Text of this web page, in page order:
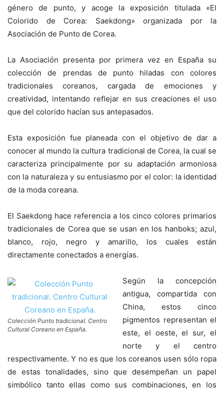
género de punto, y acoge la exposición titulada «El
Colorido de Corea: Saekdong» organizada por la
Asociación de Punto de Corea.
La Asociación presenta por primera vez en España su
colección de prendas de punto hiladas con colores
tradicionales coreanos, cargada de emociones y
creatividad, intentando reflejar en sus creaciones el uso
que del colorido hacían sus antepasados.
Esta exposición fue planeada con el objetivo de dar a
conocer al mundo la cultura tradicional de Corea, la cual se
caracteriza principalmente por su adaptación armoniosa
con la naturaleza y su entusiasmo por el color: la identidad
de la moda coreana.
El Saekdong hace referencia a los cinco colores primarios
tradicionales de Corea que se usan en los hanboks; azul,
blanco, rojo, negro y amarillo, los cuales están
directamente conectados a energías.
Colección Punto tradicional. Centro
Cultural Coreano en España.
Según la concepción
antigua, compartida con
China, estos cinco
pigmentos representan el
este, el oeste, el sur, el
norte y el centro
respectivamente. Y no es que los coreanos usen sólo ropa
de estas tonalidades, sino que desempeñan un papel
simbólico tanto ellas como sus combinaciones, en los